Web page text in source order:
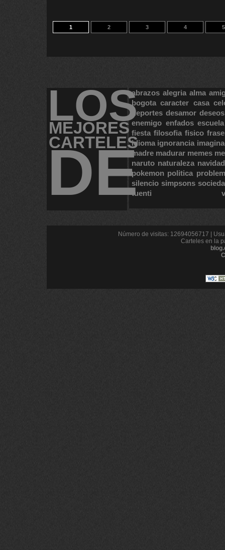
1 2 3 4 5
LOS
MEJORES
CARTELES
DE
abrazos alegria alma
bogota caracter casa
deportes desamor deseos
enemigo enfados escuela
fiesta filosofia fisico
idioma ignorancia
madre madurar memes
naruto naturaleza navidad
pokemon politica
silencio simpsons
tuenti
Número de visitas: 12694056717 |
Carteles en la